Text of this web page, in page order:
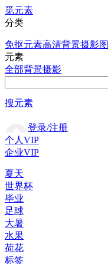
觅元素
分类
免抠元素高清背景摄影图
元素
全部背景摄影
搜元素
登录/注册
个人VIP
企业VIP
夏天
世界杯
毕业
足球
大暑
水果
荷花
标签